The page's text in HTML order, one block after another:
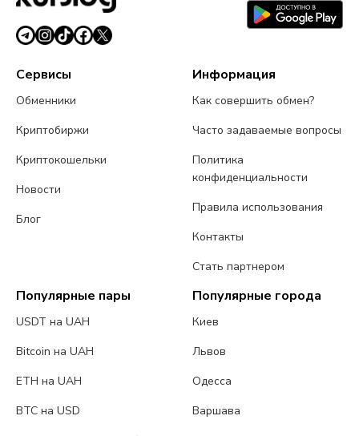
Сервисы
Обменники
Криптобиржи
Криптокошельки
Новости
Блог
Информация
Как совершить обмен?
Часто задаваемые вопросы
Политика
конфиденциальности
Правила использования
Контакты
Стать партнером
Популярные пары
USDT на UAH
Bitcoin на UAH
ETH на UAH
BTC на USD
Популярные города
Киев
Львов
Одесса
Варшава